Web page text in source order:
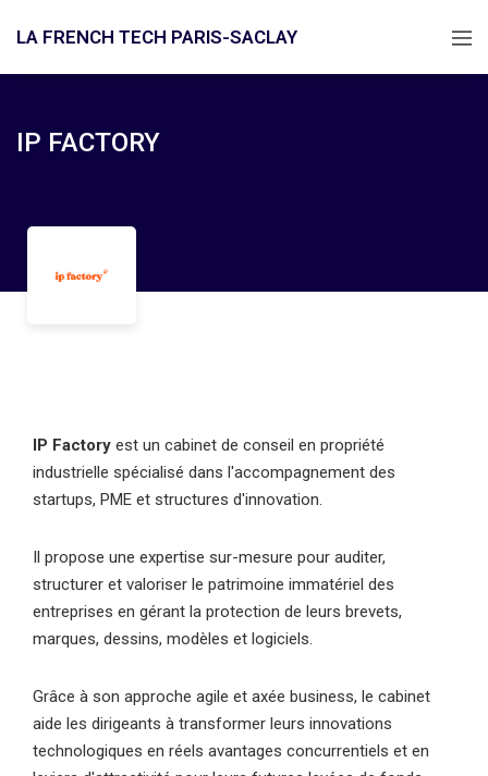
LA FRENCH TECH PARIS-SACLAY
IP FACTORY
IP Factory est un cabinet de conseil en propriété
industrielle spécialisé dans l'accompagnement des
startups, PME et structures d'innovation.
Il propose une expertise sur-mesure pour auditer,
structurer et valoriser le patrimoine immatériel des
entreprises en gérant la protection de leurs brevets,
marques, dessins, modèles et logiciels.
Grâce à son approche agile et axée business, le cabinet
aide les dirigeants à transformer leurs innovations
technologiques en réels avantages concurrentiels et en